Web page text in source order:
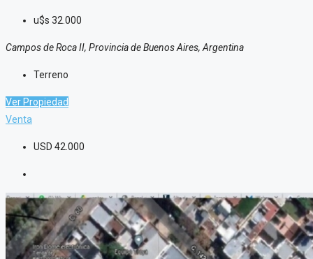
u$s 32.000
Campos de Roca II, Provincia de Buenos Aires, Argentina
Terreno
Ver Propiedad
Venta
USD 42.000